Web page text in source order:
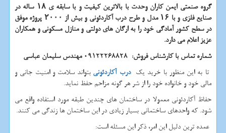
گروه صنعتی ایمن کاران وحدت با بالاترین کیفیت و با سابقه ی ۱۸ ساله در
صنایع فلزی و با ۱۶ مدل و طرح درب آکاردئونی و بیش از ۲۰۰۰ پروژه موفق
در سطح کشور آمادگی خود را به ارگان های دولتی و منازل مسکونی و همکاران
عزیز اعلام می دارد.
شماره تماس با کارشناس فروش: 09122268828 مهندس سلیمان عباسی
تا به این منظور با خرید یکدرب آکاردئونی بتواند سلامت و امنیت جانی و
مالی خود و خانواده خود را از شر هر گونه مزاحم حفظ نماید.
حفاظ آکاردئونی معمولا در ساختمان های چندین طبقه مورد استفاده واقع می
شود. که واحدهای ساختمانی بسیار زیادی در این ساختمان ها زندگی می کنند.
عمده ترین دلیل این امر، ذکر این مسئله است: